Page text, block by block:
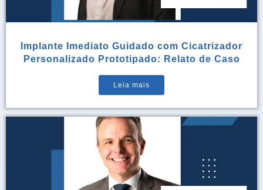
Implante Imediato Guidado com Cicatrizador
Personalizado Prototipado: Relato de Caso
Leia mais